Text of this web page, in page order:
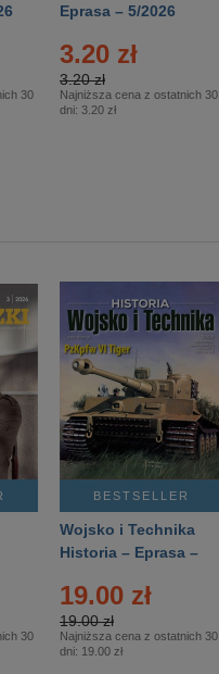
30
Eprasa – 5/2026
3.20 zł
3.20 zł
Najniższa cena z ostatnich 30
dni: 3.20 zł
30
BESTSELLER
Wojsko i Technika
Historia – Eprasa –
19.00 zł
19.00 zł
Najniższa cena z ostatnich 30
dni: 19.00 zł